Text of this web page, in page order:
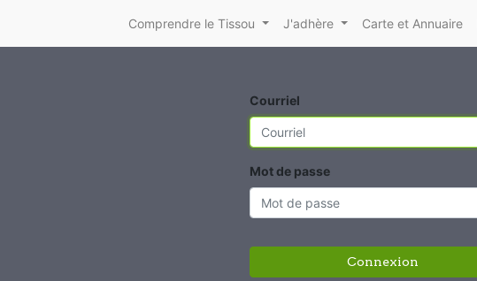
Comprendre le Tissou J'adhère Carte et Annuaire
Courriel
Mot de passe
Connexion